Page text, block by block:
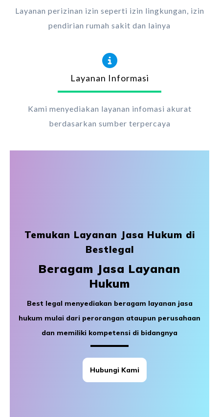
Layanan perizinan izin seperti izin lingkungan, izin
pendirian rumah sakit dan lainya
Layanan Informasi
Kami menyediakan layanan infomasi akurat
berdasarkan sumber terpercaya
Temukan Layanan Jasa Hukum di
Bestlegal
Beragam Jasa Layanan
Hukum
Best legal menyediakan beragam layanan jasa
hukum mulai dari perorangan ataupun perusahaan
dan memiliki kompetensi di bidangnya
Hubungi Kami